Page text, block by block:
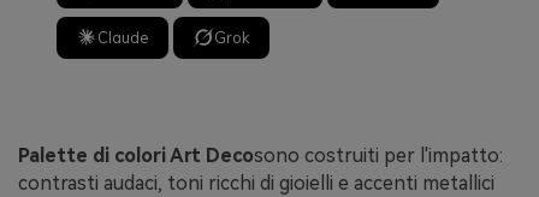
Claude Grok
Palette di colori Art Decosono costruiti per l'impatto:
contrasti audaci, toni ricchi di gioielli e accenti metallici